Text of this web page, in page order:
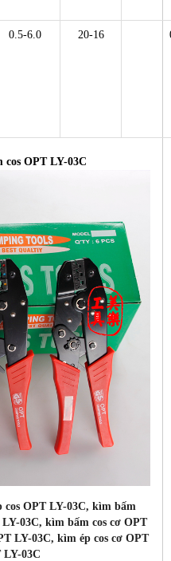
0.5-6.0 20-16
cos OPT LY-03C
OPT LY-03C, kìm bấm
03C, kìm bấm cos cơ OPT
LY-03C, kìm ép cos cơ OPT
LY-03C